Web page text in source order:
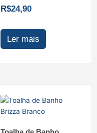
R$24,90
Ler mais